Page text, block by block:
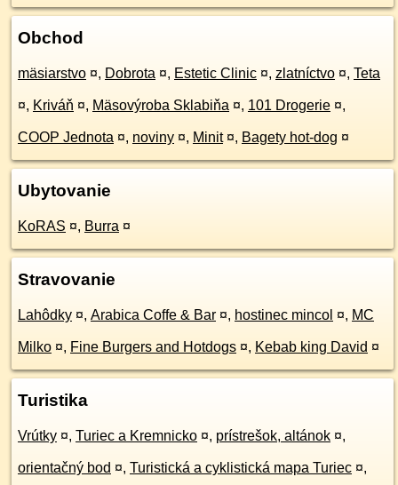
Obchod
mäsiarstvo ¤, Dobrota ¤, Estetic Clinic ¤, zlatníctvo ¤, Teta
¤, Kriváň ¤, Mäsovýroba Sklabiňa ¤, 101 Drogerie ¤,
COOP Jednota ¤, noviny ¤, Minit ¤, Bagety hot-dog ¤
Ubytovanie
KoRAS ¤, Burra ¤
Stravovanie
Lahôdky ¤, Arabica Coffe & Bar ¤, hostinec mincol ¤, MC
Milko ¤, Fine Burgers and Hotdogs ¤, Kebab king David ¤
Turistika
Vrútky ¤, Turiec a Kremnicko ¤, prístrešok, altánok ¤,
orientačný bod ¤, Turistická a cyklistická mapa Turiec ¤,